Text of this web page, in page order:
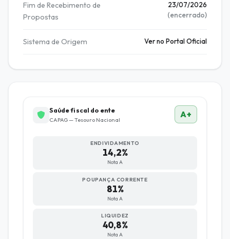
Fim de Recebimento de
Propostas
23/07/2026
(encerrado)
Sistema de Origem Ver no Portal Oficial
Saúde fiscal do ente
CAPAG — Tesouro Nacional
A+
ENDIVIDAMENTO
14,2%
Nota A
POUPANÇA CORRENTE
81%
Nota A
LIQUIDEZ
40,8%
Nota A